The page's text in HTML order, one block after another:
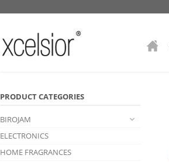
PRODUCT CATEGORIES
BIROJAM
ELECTRONICS
HOME FRAGRANCES